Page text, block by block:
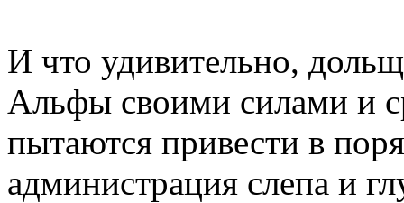
И что удивительно,
Альфы своими силами и
пытаются привести в
администрация слепа и